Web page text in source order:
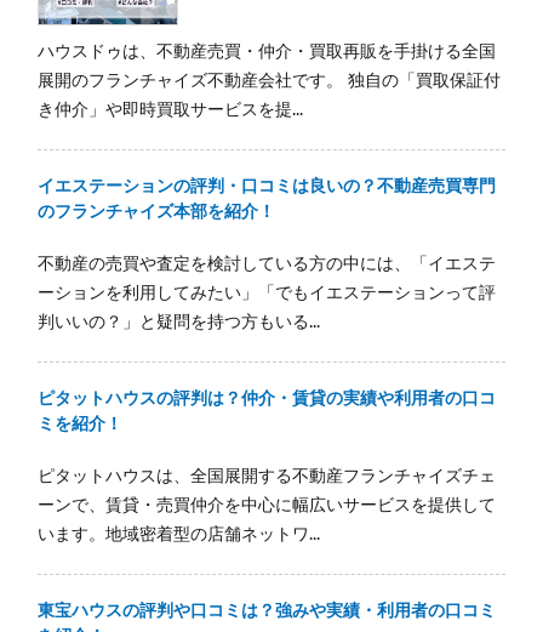
ハウスドゥは、不動産売買・仲介・買取再販を手掛ける全国
展開のフランチャイズ不動産会社です。 独自の「買取保証付
き仲介」や即時買取サービスを提...
イエステーションの評判・口コミは良いの？不動産売買専門
のフランチャイズ本部を紹介！
不動産の売買や査定を検討している方の中には、「イエステ
ーションを利用してみたい」「でもイエステーションって評
判いいの？」と疑問を持つ方もいる...
ピタットハウスの評判は？仲介・賃貸の実績や利用者の口コ
ミを紹介！
ピタットハウスは、全国展開する不動産フランチャイズチェ
ーンで、賃貸・売買仲介を中心に幅広いサービスを提供して
います。地域密着型の店舗ネットワ...
東宝ハウスの評判や口コミは？強みや実績・利用者の口コミ